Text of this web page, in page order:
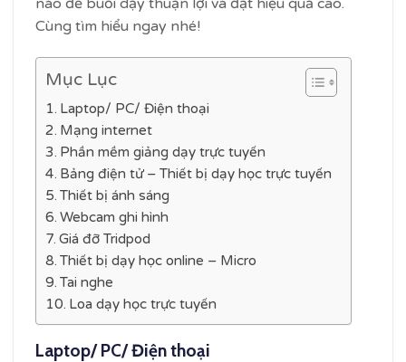
nào để buổi dạy thuận lợi và đạt hiệu quả cao.
Cùng tìm hiểu ngay nhé!
Mục Lục
Laptop/ PC/ Điện thoại
Mạng internet
Phần mềm giảng dạy trực tuyến
Bảng điện tử – Thiết bị dạy học trực tuyến
Thiết bị ánh sáng
Webcam ghi hình
Giá đỡ Tridpod
Thiết bị dạy học online – Micro
Tai nghe
Loa dạy học trực tuyến
Laptop/ PC/ Điện thoại